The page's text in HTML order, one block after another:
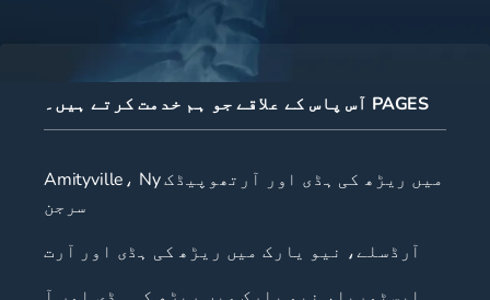
آس پاس کے علاقے جو ہم خدمت کرتے ہیں۔ PAGES
Amityville، Ny میں ریڑھ کی ہڈی اور آرتھوپیڈک
سرجن
آرڈسلے، نیو یارک میں ریڑھ کی ہڈی اور آرت
ایسٹوریا، نیو یارک میں ریڑھ کی ہڈی اور آ